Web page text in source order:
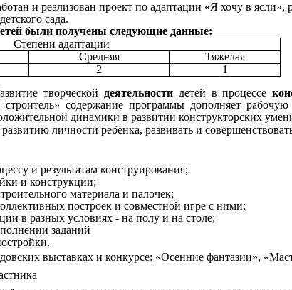
и реализован проект по адаптации «Я хочу в
сада.
были получены следующие данные:
Средняя
Тяжелая
2
1
творческой деятельностидетей в процессе
строитель» содержание программы дополняет
динамики в развитии конструкторских
личности ребенка, развивать и
и результатам конструирования;
и конструкции;
материала и палочек;
построек и совместной игре с ними;
в разных условиях - на полу и на столе;
заданий
выставках и конкурсе: «Осенние фантазии»,